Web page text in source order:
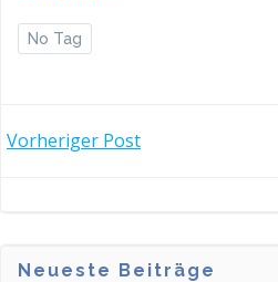
No Tag
POST
Vorheriger Post
Neueste Beiträge